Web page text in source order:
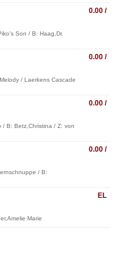
0.00 /
Son / B: Haag,Dr.
0.00 /
/ Laerkens Cascade
0.00 /
/ B: Betz,Christina / Z: von
0.00 /
/ B:
EL
Marie